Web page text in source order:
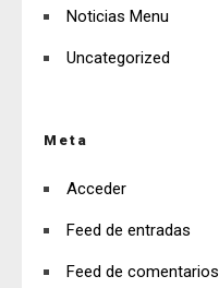
Noticias Menu
Uncategorized
Meta
Acceder
Feed de entradas
Feed de comentarios